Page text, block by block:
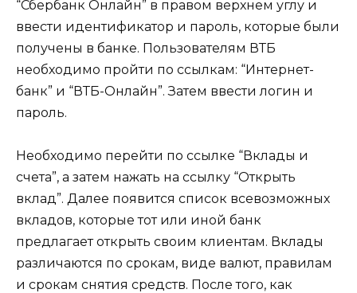
“Сбербанк Онлайн” в правом верхнем углу и
ввести идентификатор и пароль, которые были
получены в банке. Пользователям ВТБ
необходимо пройти по ссылкам: “Интернет-
банк” и “ВТБ-Онлайн”. Затем ввести логин и
пароль.
Необходимо перейти по ссылке “Вклады и
счета”, а затем нажать на ссылку “Открыть
вклад”. Далее появится список всевозможных
вкладов, которые тот или иной банк
предлагает открыть своим клиентам. Вклады
различаются по срокам, виде валют, правилам
и срокам снятия средств. После того, как